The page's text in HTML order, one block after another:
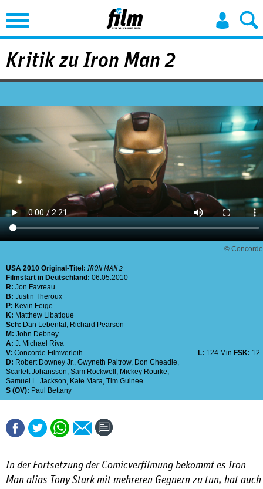
Jump to Navigation
Kritik zu Iron Man 2
© Concorde
USA 2010 Original-Titel: IRON MAN 2
Filmstart in Deutschland: 06.05.2010
R: Jon Favreau
B: Justin Theroux
P: Kevin Feige
K: Matthew Libatique
Sch: Dan Lebental , Richard Pearson
M: John Debney
A: J. Michael Riva
V: Concorde Filmverleih L: 124 Min FSK: 12
D: Robert Downey Jr., Gwyneth Paltrow, Don Cheadle,
Scarlett Johansson, Sam Rockwell , Mickey Rourke,
Samuel L. Jackson, Kate Mara, Tim Guinee
S (OV): Paul Bettany
In der Fortsetzung der Comicverfilmung bekommt es Iron
Man alias Tony Stark mit mehreren Gegnern zu tun, hat auch